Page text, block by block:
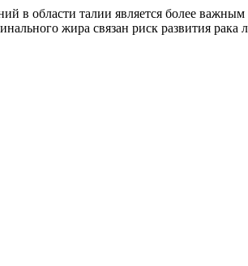
в области талии является более
жира связан риск развития рака